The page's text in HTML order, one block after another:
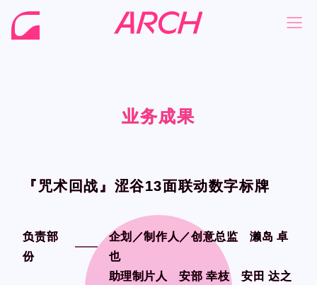
业务成果
『咒术回战』涩谷13面联动数字标牌
负责部
份
企划／制作人／创意总监 濑岛 卓
也
助理制片人 安部 幸枝 安田 达之
业务成果
业务成果
NEWS
PHILOSOPHY
WORKS
MEMBER
NEWS
PHILOSOPHY
WORKS
MEMBER
业务成果
『咒术回战』涩谷13面联动数字标牌
负责部
份
企划／制作人／创意总监 濑岛 卓
也
助理制片人 安部 幸枝 安田 达之